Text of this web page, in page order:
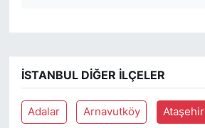
İSTANBUL DIĞER İLÇELER
Adalar Arnavutköy Ataşehir